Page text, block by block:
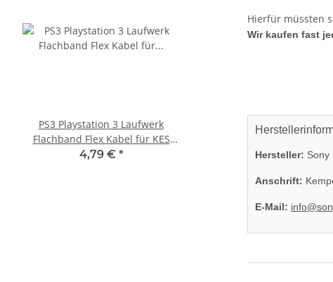
Hierfür müssten
Wir kaufen fast
Hersteller: Sony
Anschrift:
E-Mail:
PS3 Playstation 3 Laufwerk
Flachband Flex Kabel für KES
KEM 450DAA 450EAA Laser Slim
4,79 € *
XBOX 360 Slim Netzteil
360 Slim Netzteil
23,99 €*